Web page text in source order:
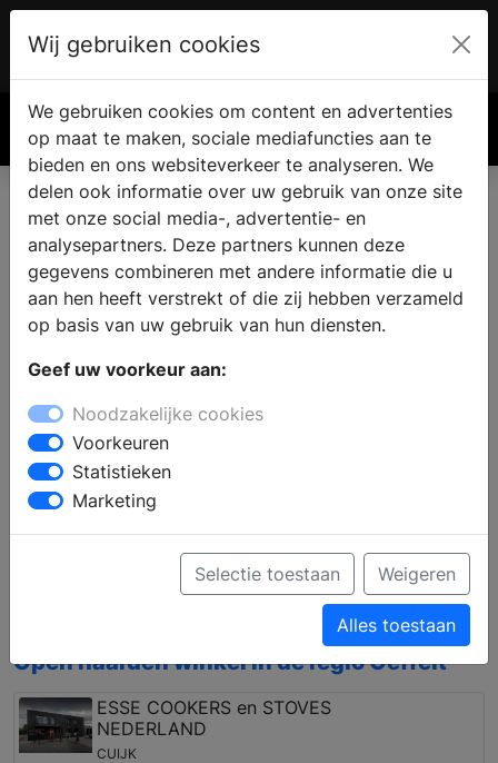
€ 0.00
Eigen haard of kachel vinden
in Oeffelt
Oeffelt kunt u inspiratie op doen bij de
haardenspecialist. Bij een specialist zijn verschillende
soorten haarden te bezichtigen en kunt u uitzoeken
wat de mogelijkheden zijn voor uw woning, interieur
en budget. Bij de haardenspeciaalzaak vindt u alles op
het gebied van houthaarden en gashaarden,
vrijstaand en inbouw, of pellet kachels, houtkachels
en gaskachels. Bovendien kunt u zich laten
informeren over een vakkundige installatie en de
Open haarden winkel in de regio Oeffelt
ESSE COOKERS en STOVES
NEDERLAND
CUIJK
Wij gebruiken cookies
We gebruiken cookies om content en advertenties
op maat te maken, sociale mediafuncties aan te
bieden en ons websiteverkeer te analyseren. We
delen ook informatie over uw gebruik van onze site
met onze social media-, advertentie- en
analysepartners. Deze partners kunnen deze
gegevens combineren met andere informatie die u
aan hen heeft verstrekt of die zij hebben verzameld
op basis van uw gebruik van hun diensten.
Geef uw voorkeur aan:
Noodzakelijke cookies
Voorkeuren
Statistieken
Marketing
Selectie toestaan Weigeren
Alles toestaan